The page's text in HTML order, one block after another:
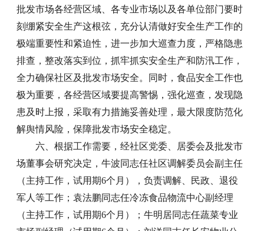
批发市场各经营区域、各专业市场以及各单位部门要时
刻绷紧安全生产这根弦，充分认清做好安全生产工作的
极端重要性和紧迫性，进一步加大巡查力度，严格隐患
排查，整改落实到位，抓牢抓实安全生产和防汛工作，
全力确保社区及批发市场安全。同时，食品安全工作也
极为重要，各经营区域要提高警惕，强化巡查，发现隐
患及时上报，采取有力措施妥善处理，最大限度防范化
解舆情风险，保障批发市场安全稳定。
六、根据工作需要，经社区党委、居委会及批发市
场董事会研究决定，牛波同志任社区调解委员会副主任
（主持工作，试用期6个月），负责调解、民政、退役
军人等工作；袁法鹏同志任冷冻食品物流中心副经理
（主持工作，试用期6个月）；牛明居同志任蔬菜专业